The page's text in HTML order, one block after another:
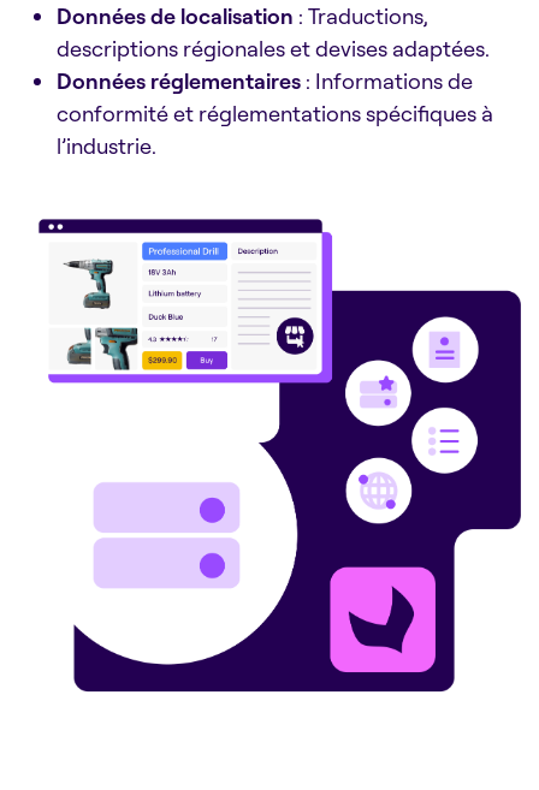
Données de localisation : Traductions,
descriptions régionales et devises adaptées.
Données réglementaires : Informations de
conformité et réglementations spécifiques à
l’industrie.